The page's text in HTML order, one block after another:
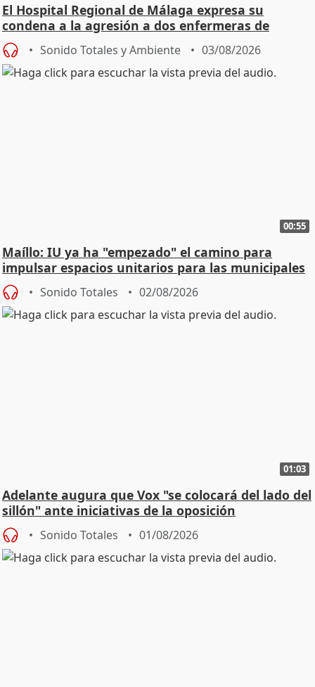
El Hospital Regional de Málaga expresa su
condena a la agresión a dos enfermeras de
Urgencias
Sonido Totales y Ambiente 03/08/2026
00:55
Maíllo: IU ya ha "empezado" el camino para
impulsar espacios unitarios para las municipales
Sonido Totales 02/08/2026
01:03
Adelante augura que Vox "se colocará del lado del
sillón" ante iniciativas de la oposición
Sonido Totales 01/08/2026